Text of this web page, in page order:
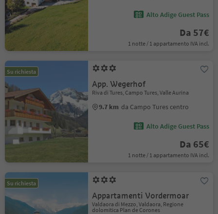
Alto Adige Guest Pass
Da 57€
1 notte / 1 appartamento IVA incl.
Su richiesta
App. Wegerhof
Riva di Tures, Campo Tures, Valle Aurina
9.7 km da Campo Tures centro
Alto Adige Guest Pass
Da 65€
1 notte / 1 appartamento IVA incl.
Su richiesta
Appartamenti Vordermoar
Valdaora di Mezzo, Valdaora, Regione
dolomitica Plan de Corones